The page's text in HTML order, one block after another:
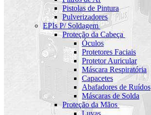
Pistolas de Pintura
Pulverizadores
EPIs P/ Soldagem
Proteção da Cabeça
Óculos
Protetores Faciais
Protetor Auricular
Máscara Respiratória
Capacetes
Abafadores de Ruídos
Máscaras de Solda
Proteção da Mãos